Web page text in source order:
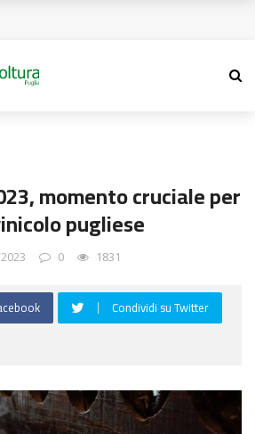
momento cruciale per
pugliese
0 1831
Condividi su Twitter